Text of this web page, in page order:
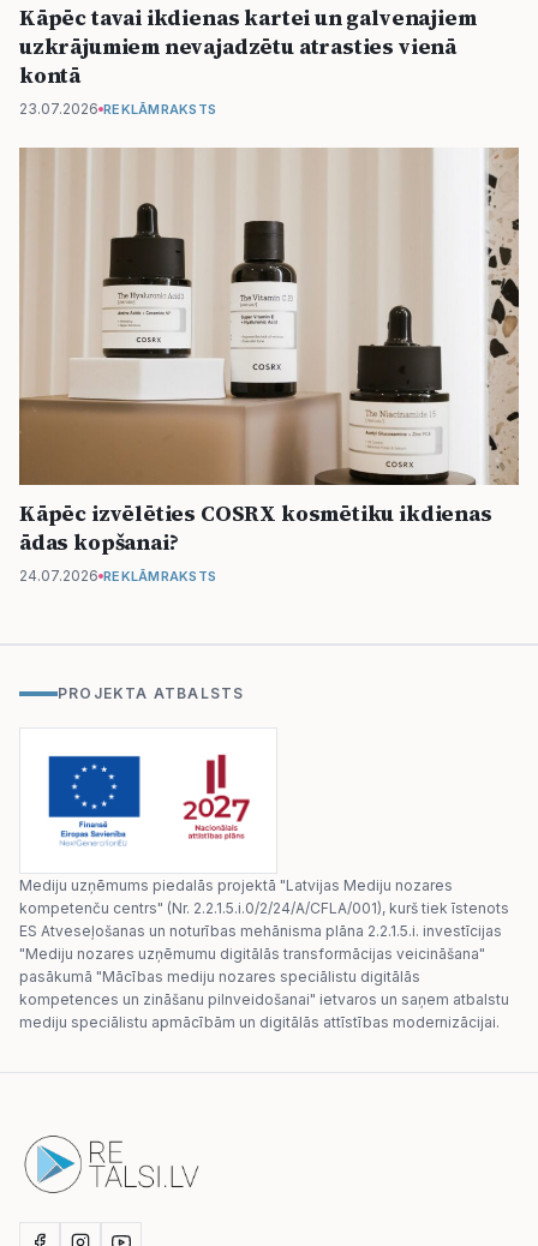
Kāpēc tavai ikdienas kartei un galvenajiem
uzkrājumiem nevajadzētu atrasties vienā
kontā
23.07.2026 REKLĀMRAKSTS
Kāpēc izvēlēties COSRX kosmētiku ikdienas
ādas kopšanai?
24.07.2026 REKLĀMRAKSTS
PROJEKTA ATBALSTS
Mediju uzņēmums piedalās projektā "Latvijas Mediju nozares
kompetenču centrs" (Nr. 2.2.1.5.i.0/2/24/A/CFLA/001), kurš tiek īstenots
ES Atveseļošanas un noturības mehānisma plāna 2.2.1.5.i. investīcijas
"Mediju nozares uzņēmumu digitālās transformācijas veicināšana"
pasākumā "Mācības mediju nozares speciālistu digitālās
kompetences un zināšanu pilnveidošanai" ietvaros un saņem atbalstu
mediju speciālistu apmācībām un digitālās attīstības modernizācijai.